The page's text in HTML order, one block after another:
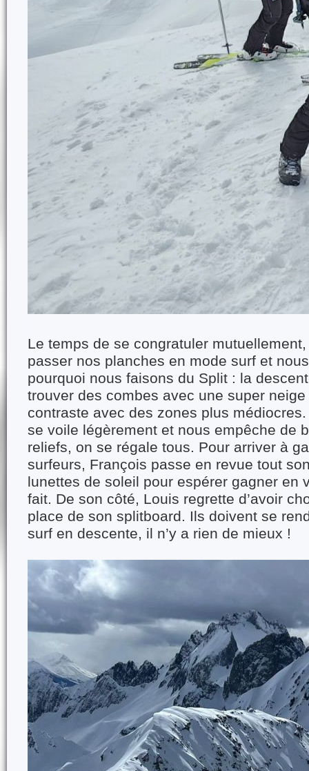
Le temps de se congratuler
passer nos planches en mode surf et
pourquoi nous faisons du Split : la
trouver des combes avec une super
contraste avec des zones plus
se voile légèrement et nous empêche de
reliefs, on se régale tous. Pour arriver à
surfeurs, François passe en revue tout
lunettes de soleil pour espérer gagner en
fait. De son côté, Louis regrette d’avoir
place de son splitboard. Ils doivent se
surf en descente, il n’y a rien de mieux !